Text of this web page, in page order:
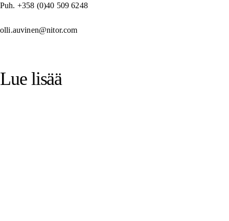
Puh. +358 (0)40 509 6248
olli.auvinen@nitor.com
Lue lisää